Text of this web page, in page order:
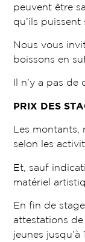
peuvent être
qu’ils
Nous vous
boissons en
Il n’y a pas de
PRIX DES
Les montants,
selon les
Et, sauf
matériel
En fin de
attestations
jeunes